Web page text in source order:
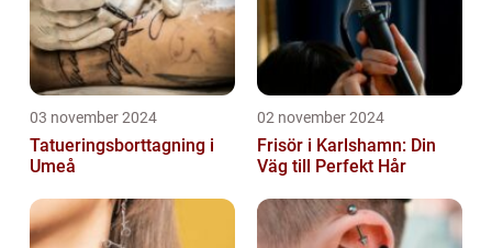
03 november 2024
Tatueringsborttagning i
Umeå
02 november 2024
Frisör i Karlshamn: Din
Väg till Perfekt Hår